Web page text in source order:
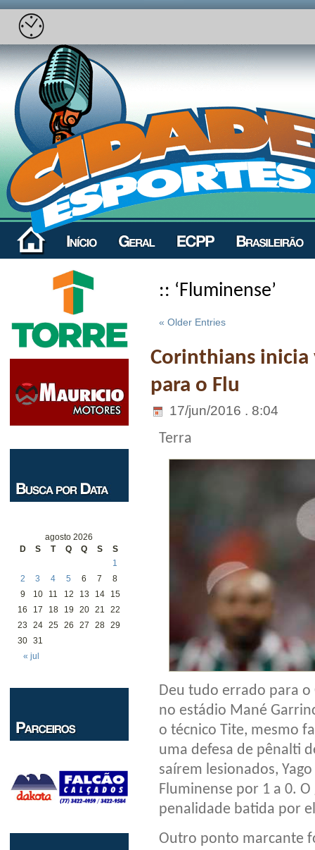
agosto 2026
D
S T Q Q S S
« jul
1
2
3 4 5 6 7
8
9
10 11 12 13 14
15
16
17 18 19 20 21
22
23
24 25 26 27 28 29
30 31
:: ‘Fluminense’
« Older Entries
Corinthians
para o Flu
17/jun/2016 . 8:04
Terra
Deu tudo errado para
no estádio Mané
o técnico Tite, mesmo
uma defesa de pênalti
saírem lesionados,
Fluminense por 1 a 0.
penalidade batida por
Outro ponto marcante